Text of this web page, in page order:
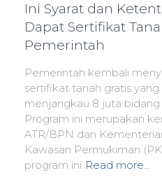
Ini Syarat dan
Dapat Sertifikat
Pemerintah
Pemerintah kembali
sertifikat tanah gratis
menjangkau 8 juta bidang
Program ini merupakan
ATR/BPN dan
Kawasan Permukiman
program ini Read more…